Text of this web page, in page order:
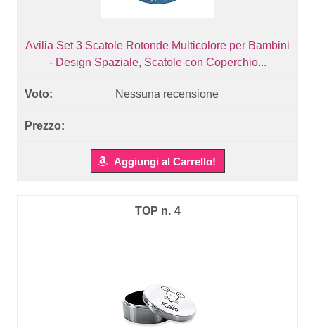
Avilia Set 3 Scatole Rotonde Multicolore per Bambini
- Design Spaziale, Scatole con Coperchio...
Nessuna recensione
Aggiungi al Carrello!
4